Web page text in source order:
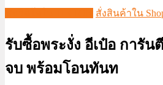
สั่งสินค้าใน
รับซื้อพระงั่ง อีเป๋อ การัน
จบ พร้อมโอนทันท